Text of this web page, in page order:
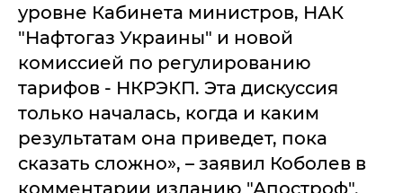
уровне Кабинета министров, НАК
"Нафтогаз Украины" и новой
комиссией по регулированию
тарифов - НКРЭКП. Эта дискуссия
только началась, когда и каким
результатам она приведет, пока
сказать сложно», – заявил Коболев в
комментарии изданию "Апостроф".